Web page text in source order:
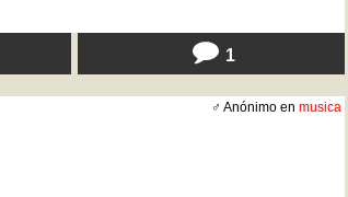
1
♂ Anónimo en musica